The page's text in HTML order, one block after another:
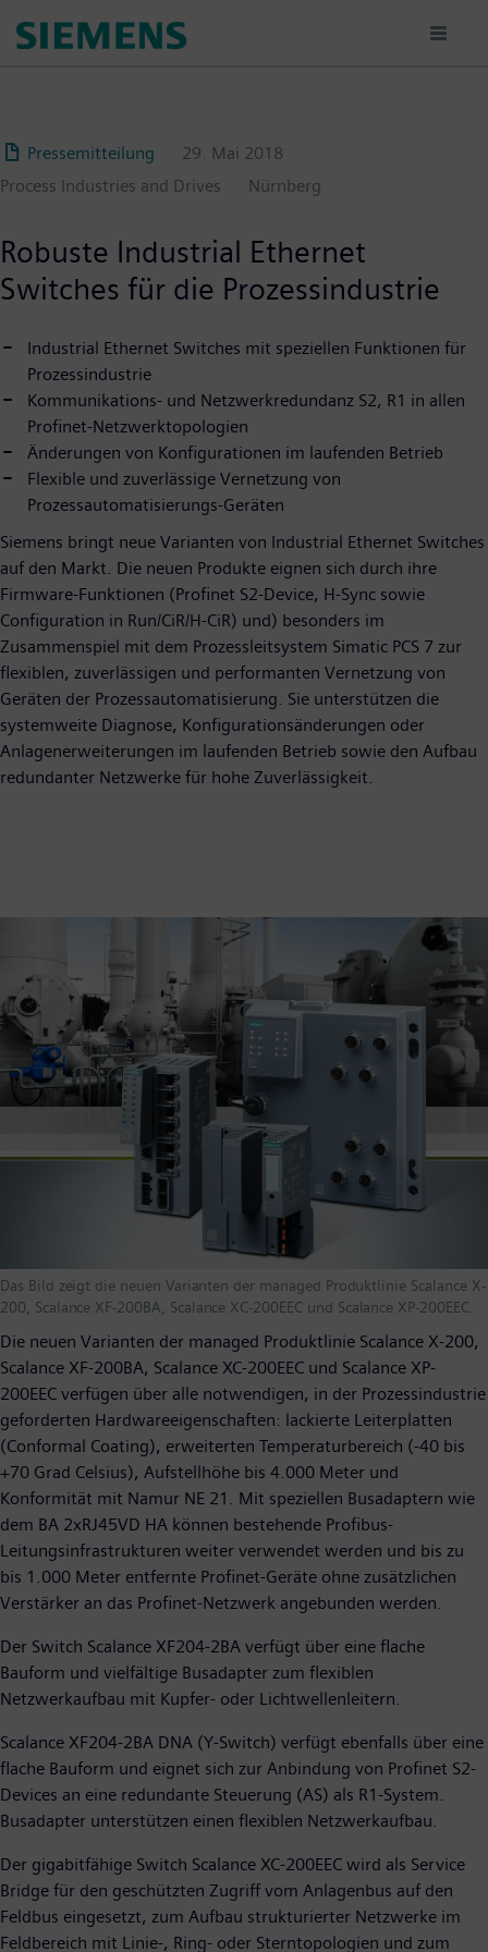
para
Pressemitteilung
29. Mai 2018
Process Industries and Drives
Nürnberg
Robuste Industrial Ethernet
Switches für die Prozessindustrie
Industrial Ethernet Switches mit speziellen Funktionen für
Prozessindustrie
Kommunikations- und Netzwerkredundanz S2, R1 in allen
Profinet-Netzwerktopologien
Änderungen von Konfigurationen im laufenden Betrieb
Flexible und zuverlässige Vernetzung von
Prozessautomatisierungs-Geräten
Siemens bringt neue Varianten von Industrial Ethernet Switches
auf den Markt. Die neuen Produkte eignen sich durch ihre
Firmware-Funktionen (Profinet S2-Device, H-Sync sowie
Configuration in Run/CiR/H-CiR) und) besonders im
Zusammenspiel mit dem Prozessleitsystem Simatic PCS 7 zur
flexiblen, zuverlässigen und performanten Vernetzung von
Geräten der Prozessautomatisierung. Sie unterstützen die
systemweite Diagnose, Konfigurationsänderungen oder
Anlagenerweiterungen im laufenden Betrieb sowie den Aufbau
redundanter Netzwerke für hohe Zuverlässigkeit.
Das Bild zeigt die neuen Varianten der managed Produktlinie Scalance X-
200, Scalance XF-200BA, Scalance XC-200EEC und Scalance XP-200EEC.
Die neuen Varianten der managed Produktlinie Scalance X-200,
Scalance XF-200BA, Scalance XC-200EEC und Scalance XP-
200EEC verfügen über alle notwendigen, in der Prozessindustrie
geforderten Hardwareeigenschaften: lackierte Leiterplatten
(Conformal Coating), erweiterten Temperaturbereich (-40 bis
+70 Grad Celsius), Aufstellhöhe bis 4.000 Meter und
Konformität mit Namur NE 21. Mit speziellen Busadaptern wie
dem BA 2xRJ45VD HA können bestehende Profibus-
Leitungsinfrastrukturen weiter verwendet werden und bis zu
bis 1.000 Meter entfernte Profinet-Geräte ohne zusätzlichen
Verstärker an das Profinet-Netzwerk angebunden werden.
Der Switch Scalance XF204-2BA verfügt über eine flache
Bauform und vielfältige Busadapter zum flexiblen
Netzwerkaufbau mit Kupfer- oder Lichtwellenleitern.
Scalance XF204-2BA DNA (Y-Switch) verfügt ebenfalls über eine
flache Bauform und eignet sich zur Anbindung von Profinet S2-
Devices an eine redundante Steuerung (AS) als R1-System.
Busadapter unterstützen einen flexiblen Netzwerkaufbau.
Der gigabitfähige Switch Scalance XC-200EEC wird als Service
Bridge für den geschützten Zugriff vom Anlagenbus auf den
Feldbus eingesetzt, zum Aufbau strukturierter Netzwerke im
Feldbereich mit Linie-, Ring- oder Sterntopologien und zum